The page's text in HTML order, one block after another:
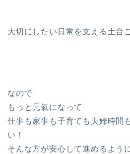
大切にしたい日常を支える土台
なので
もっと元氣になって
仕事も家事も子育ても夫婦時間
い！
そんな方が安心して進めるよう